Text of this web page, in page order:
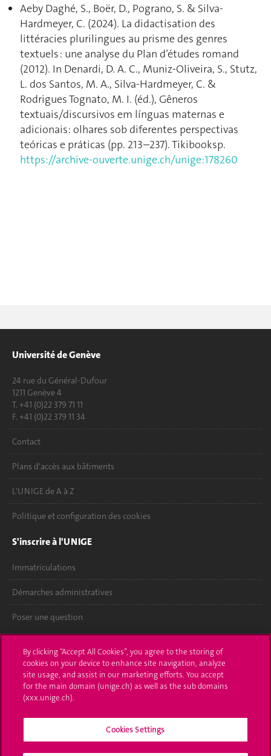
Aeby Daghé, S., Boër, D., Pograno, S. & Silva-
Hardmeyer, C. (2024). La didactisation des
littéracies plurilingues au prisme des genres
textuels : une analyse du Plan d’études romand
(2012). In Denardi, D. A. C., Muniz-Oliveira, S., Stutz,
L. dos Santos, M. A., Silva-Hardmeyer, C. &
Rodrigues Tognato, M. I. (éd.), Gêneros
textuais/discursivos em línguas maternas e
adicionais: olhares sob diferentes perspectivas
teóricas e práticas (pp. 213–237). Tikibooksp.
https://archive-ouverte.unige.ch/unige:178260
Université de Genève
24 rue du Général-Dufour
1211 Genève 4
T. +41 (0)22 379 71 11
F. +41 (0)22 379 11 34
Contact
Plans d'accès aux bâtiments
L'UNIGE de A à Z
Politique et configuration des cookies
S'inscrire à l'UNIGE
Immatriculations
Démarches administratives
Poser une question
UNIGE Mobile
Médias
Offres d'emploi
Bibliothèque
By clicking “Accept All Cookies”, you agree to the storing of
cookies on your device to enhance site navigation, analyze
site usage, and assist in our marketing efforts. You accept
for the main domain (unige.ch) as well as the sub domains
(xxx.unige.ch).
Cookies Settings